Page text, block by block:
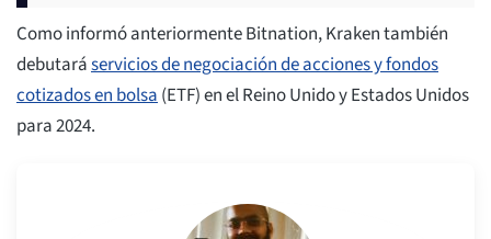
Como informó anteriormente Bitnation, Kraken también
debutaráservicios de negociación de acciones y fondos
cotizados en bolsa(ETF) en el Reino Unido y Estados Unidos
para 2024.